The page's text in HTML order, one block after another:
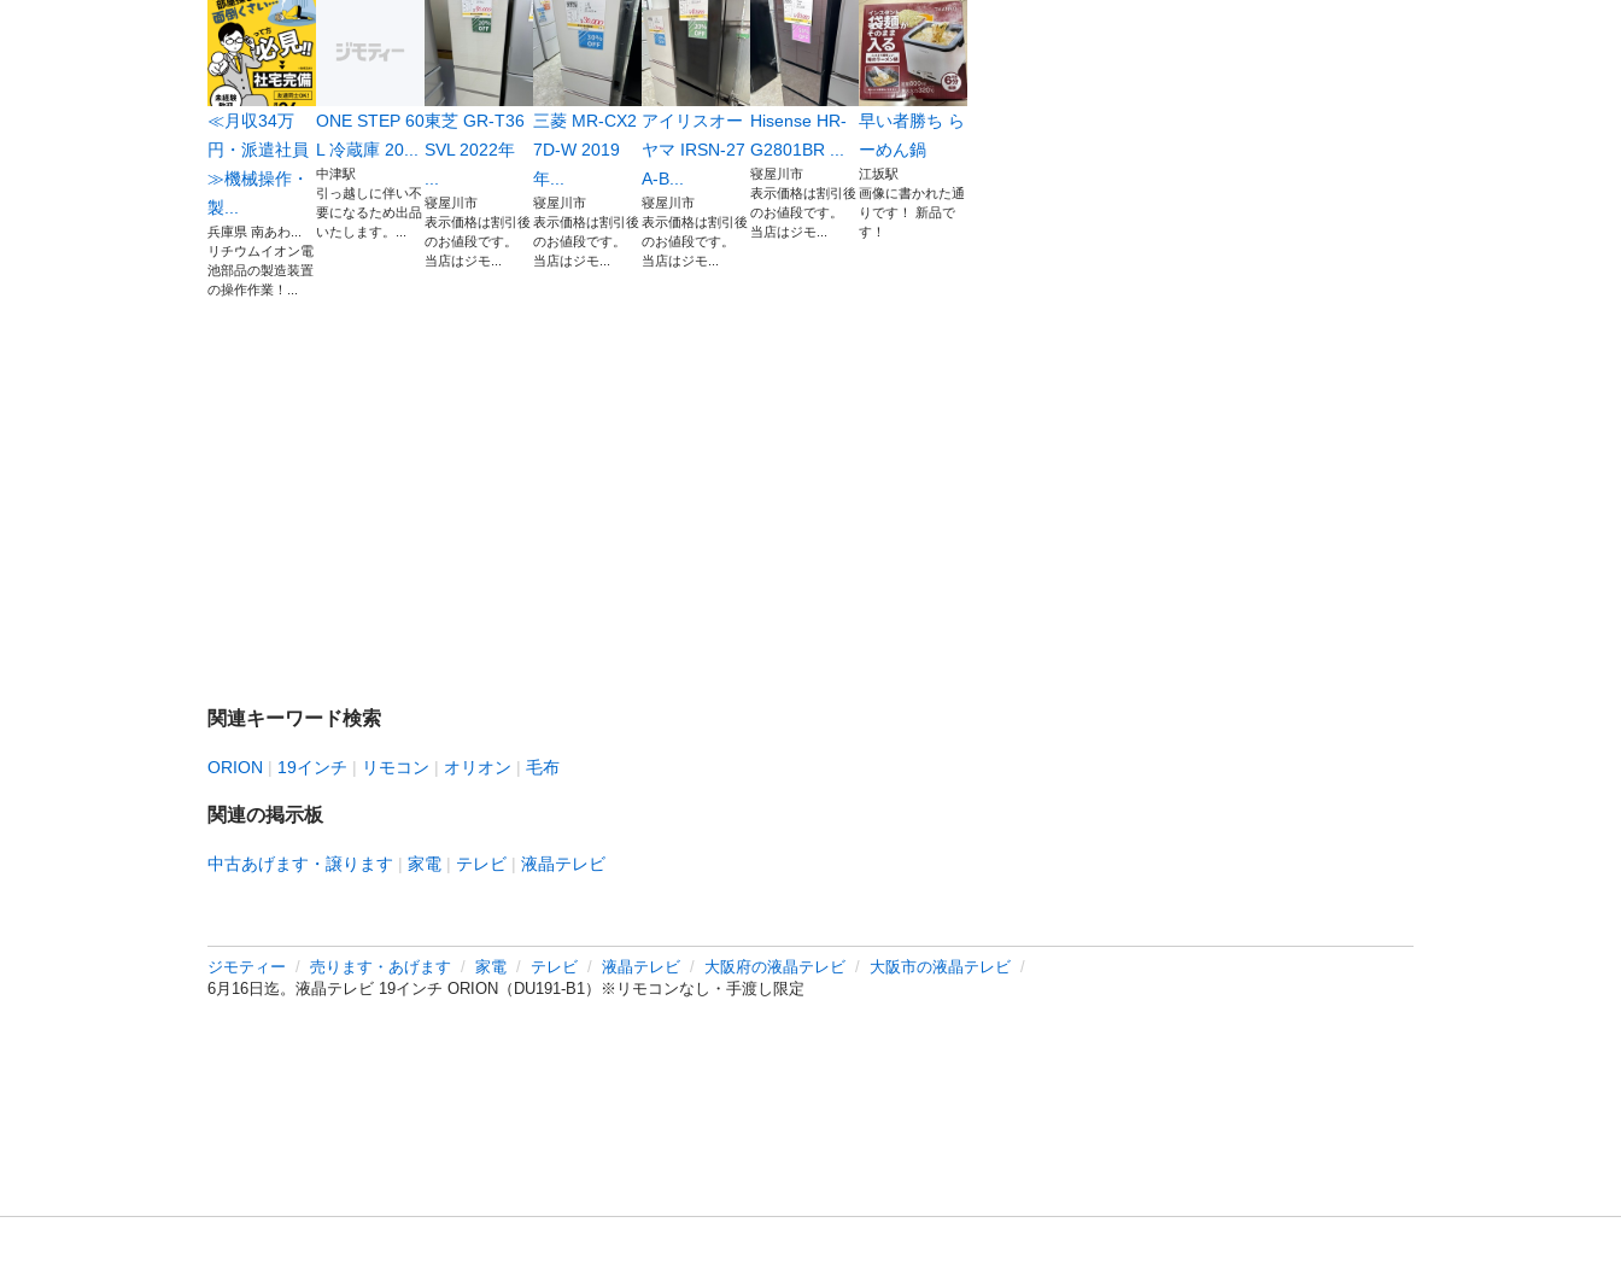
≪月収34万
円・派遣社員
≫機械操作・
製...
兵庫県 南あわ...
リチウムイオン電
池部品の製造装置
の操作作業！...
ONE STEP 60
L 冷蔵庫 20...
中津駅
引っ越しに伴い不
要になるため出品
いたします。...
東芝 GR-T36
SVL 2022年
寝屋川市
表示価格は割引後
のお値段です。
当店はジモ...
三菱 MR-CX2
7D-W 2019
年...
寝屋川市
表示価格は割引後
のお値段です。
当店はジモ...
アイリスオー
ヤマ IRSN-27
A-B...
寝屋川市
表示価格は割引後
のお値段です。
当店はジモ...
Hisense HR-
G2801BR ...
寝屋川市
表示価格は割引後
のお値段です。
当店はジモ...
早い者勝ち ら
ーめん鍋
江坂駅
画像に書かれた通
りです！ 新品で
す！
関連キーワード検索
ORION 19インチ リモコン オリオン 毛布
関連の掲示板
中古あげます・譲ります 家電 テレビ 液晶テレビ
ジモティー 売ります・あげます 家電 テレビ 液晶テレビ 大阪府の液晶テレビ
大阪市の液晶テレビ
6月16日迄。液晶テレビ 19インチ ORION（DU191-B1）※リモコンなし・手渡し限定